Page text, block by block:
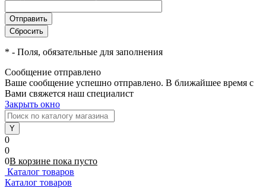
* - Поля, обязательные для заполнения
Сообщение отправлено
Ваше сообщение успешно отправлено. В ближайшее время с
Вами свяжется наш специалист
Закрыть окно
0
0
0В корзине пока пусто
Каталог товаров
Каталог товаров